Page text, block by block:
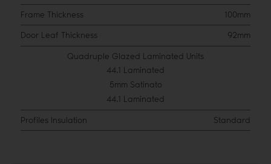
Frame Thickness 100mm
Door Leaf Thickness 92mm
Quadruple Glazed Laminated Units
44.1 Laminated
5mm Satinato
44.1 Laminated
Profiles Insulation Standard